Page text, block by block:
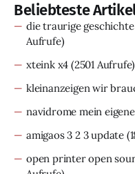
Beliebteste
die traurige
Aufrufe)
xteink x4 (2501 Aufrufe)
kleinanzeigen wir
navidrome mein
amigaos 3 2 3 update
open printer open